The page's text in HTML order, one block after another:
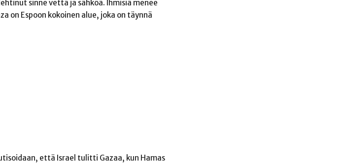
sinne vettä ja sähköä. Ihmisiä menee
on Espoon kokoinen alue, joka on täynnä
että Israel tulitti Gazaa, kun Hamas